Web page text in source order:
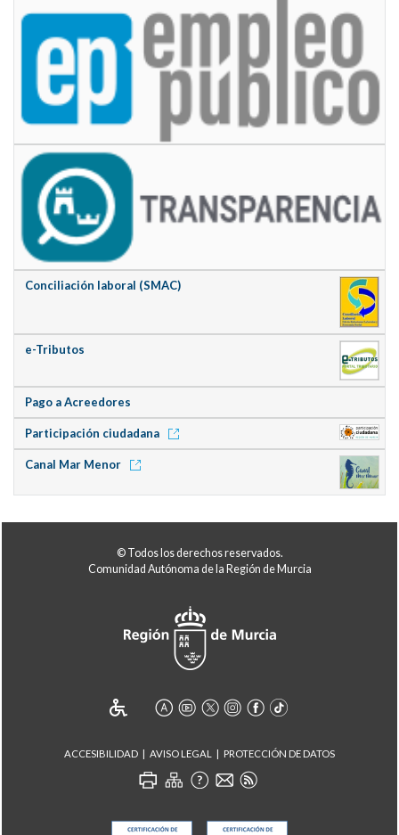
Conciliación laboral (SMAC)
e-Tributos
Pago a Acreedores
Participación ciudadana
Canal Mar Menor
© Todos los derechos reservados.
Comunidad Autónoma de la Región de Murcia
ACCESIBILIDAD AVISO LEGAL PROTECCIÓN DE DATOS